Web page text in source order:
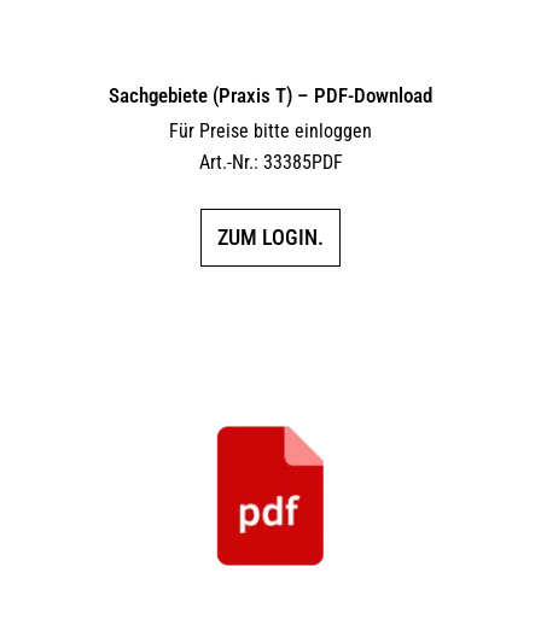
Sachgebiete (Praxis T) – PDF-Download
Für Preise bitte einloggen
Art.-Nr.: 33385PDF
ZUM LOGIN.